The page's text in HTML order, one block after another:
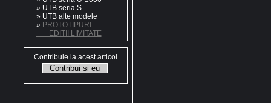
» UTB seria S
» UTB alte modele
» PROTOTIPURI
EDITII LIMITATE
Contribuie la acest articol